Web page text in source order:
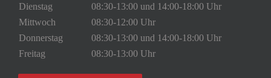
Dienstag
08:30-13:00 und 14:00-18:00 Uhr
Mittwoch
08:30-12:00 Uhr
Donnerstag
08:30-13:00 und 14:00-18:00 Uhr
Freitag
08:30-13:00 Uhr